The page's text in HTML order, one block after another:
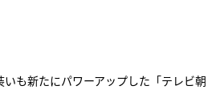
も新たにパワーアップした「テレビ朝